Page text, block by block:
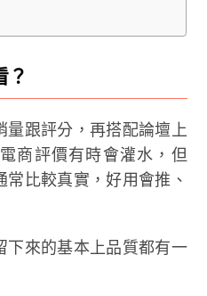
？
量跟評分，再搭配論壇上
商評價有時會灌水，但
常比較真實，好用會推、
下來的基本上品質都有一